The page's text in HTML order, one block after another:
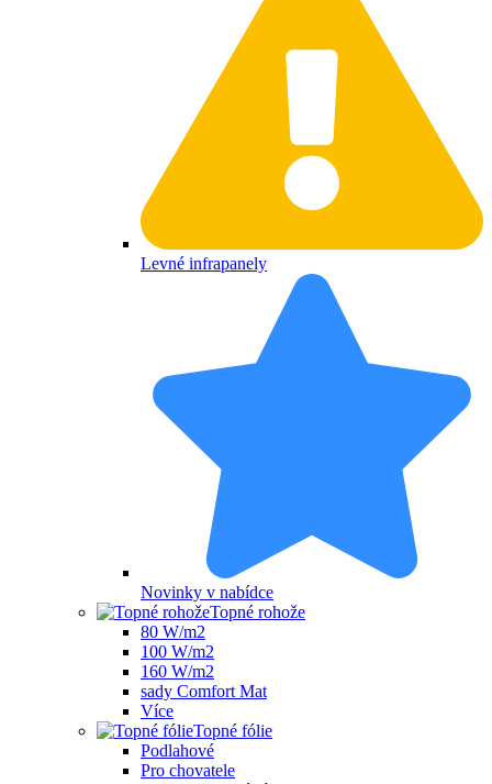
Levné infrapanely
Novinky v nabídce
Topné rohože
80 W/m2
100 W/m2
160 W/m2
sady Comfort Mat
Více
Topné fólie
Podlahové
Pro chovatele